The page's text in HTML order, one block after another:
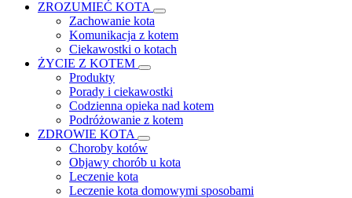
ZROZUMIEĆ KOTA
Zachowanie kota
Komunikacja z kotem
Ciekawostki o kotach
ŻYCIE Z KOTEM
Produkty
Porady i ciekawostki
Codzienna opieka nad kotem
Podróżowanie z kotem
ZDROWIE KOTA
Choroby kotów
Objawy chorób u kota
Leczenie kota
Leczenie kota domowymi sposobami